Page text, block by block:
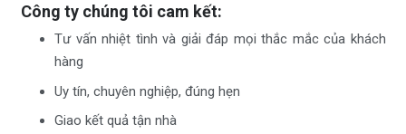
Công ty chúng tôi cam kết:
Tư vấn nhiệt tình và giải đáp mọi thắc mắc của khách
hàng
Uy tín, chuyên nghiệp, đúng hẹn
Giao kết quả tận nhà